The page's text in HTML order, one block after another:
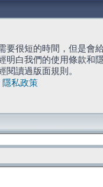
要很短的時間，但是會
明白我們的使用條款和
閱讀過版面規則。
隱私政策